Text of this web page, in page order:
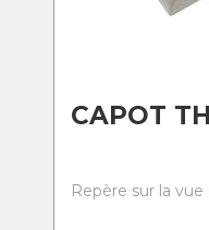
CAPOT
Repère sur la vue